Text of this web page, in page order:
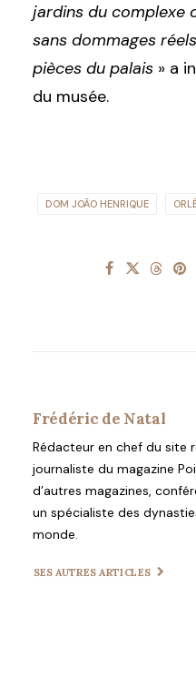
jardins du complexe
sans dommages
pièces du palais » a
du musée.
DOM JOÃO HENRIQUE
Frédéric de Natal
Rédacteur en chef du site
journaliste du magazine
d’autres magazines,
un spécialiste des
monde.
SES AUTRES ARTICLES